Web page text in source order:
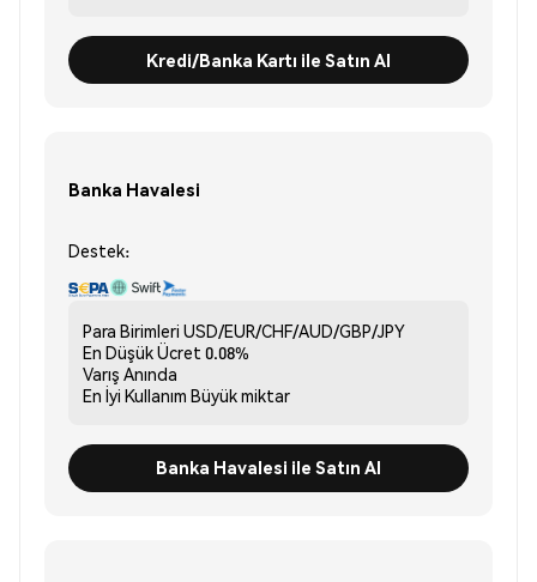
Kredi/Banka Kartı ile Satın Al
Banka Havalesi
Destek:
Para Birimleri USD/EUR/CHF/AUD/GBP/JPY
En Düşük Ücret 0.08%
Varış Anında
En İyi Kullanım Büyük miktar
Banka Havalesi ile Satın Al